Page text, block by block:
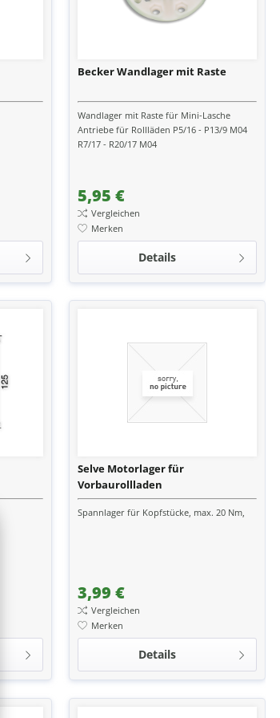
Becker Wandlager mit Raste
Wandlager mit Raste für Mini-Lasche
Antriebe für Rollläden P5/16 - P13/9 M04
R7/17 - R20/17 M04
5,95 €
Vergleichen
Merken
Details
Selve Motorlager für
Vorbaurollladen
Spannlager für Kopfstücke, max. 20 Nm,
3,99 €
Vergleichen
Merken
Details